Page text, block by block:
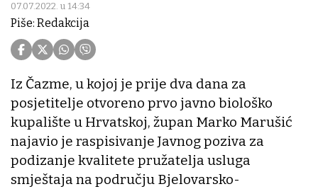
07.07.2022. u 14:34
Piše: Redakcija
Iz Čazme, u kojoj je prije dva dana za
posjetitelje otvoreno prvo javno biološko
kupalište u Hrvatskoj, župan Marko Marušić
najavio je raspisivanje Javnog poziva za
podizanje kvalitete pružatelja usluga
smještaja na području Bjelovarsko-